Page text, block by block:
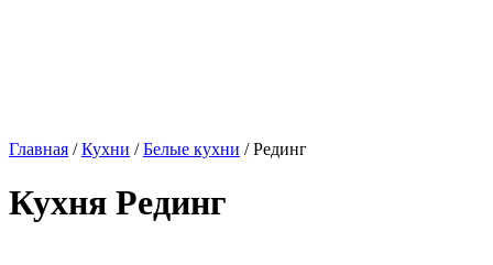
Главная /Кухни /Белые кухни / Рединг
Кухня Рединг